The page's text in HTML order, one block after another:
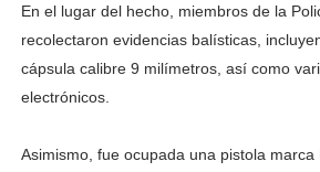
En el lugar del hecho, miembros de la
recolectaron evidencias balísticas,
cápsula calibre 9 milímetros, así como
electrónicos.
Asimismo, fue ocupada una pistola marca